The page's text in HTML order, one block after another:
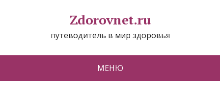
Zdorovnet.ru
путеводитель в мир здоровья
МЕНЮ